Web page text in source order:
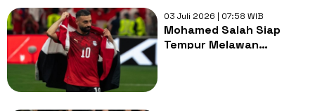
03 Juli 2026 | 07:58 WIB
Mohamed Salah Siap
Tempur Melawan